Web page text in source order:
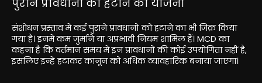
पुराने प्रावधानों को हटाने की योजना
संशोधन प्रस्ताव में कई पुराने प्रावधानों को हटाने का भी जिक्र किया
गया है। इनमें कम जुर्माने या अप्रभावी नियम शामिल हैं। MCD का
कहना है कि वर्तमान समय में इन प्रावधानों की कोई उपयोगिता नहीं है,
इसलिए इन्हें हटाकर कानून को अधिक व्यावहारिक बनाया जाएगा।